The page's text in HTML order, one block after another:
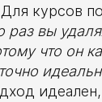
курсов
раз вы
что он